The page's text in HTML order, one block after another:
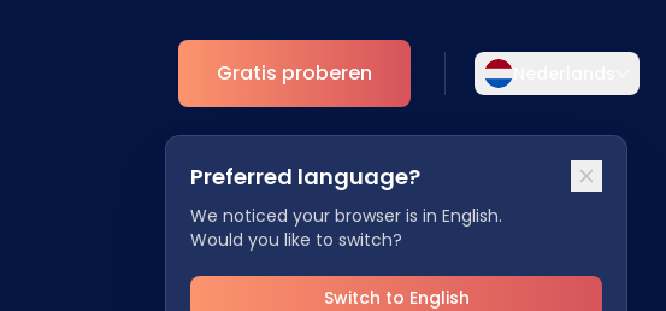
Analytics
Preferred language?
We noticed your browser is in English.
Would you like to switch?
Switch to English
Gratis proberen
Kies uw voorkeurstaal voor een meer
persoonlijke ervaring.
English Deutsch